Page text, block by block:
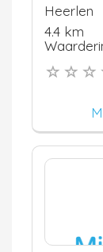
Heerlen
4.4 km